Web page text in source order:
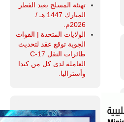
تهنئة المسلح بعيد الفطر
المبارك 1447 هـ /
2026م.
الولايات المتحدة | القوات
الجوية توقع عقد لتحديث
طائرات النقل C-17
العاملة لدى كل من كندا
وأستراليا.